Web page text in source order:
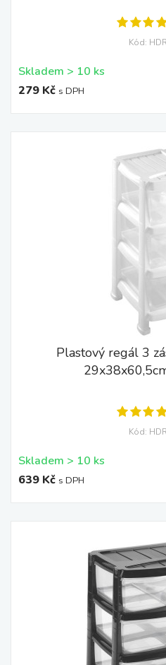
Kód:
Skladem > 10 ks
279 Kč s DPH
Plastový regál 3
Kód:
Skladem > 10 ks
639 Kč s DPH